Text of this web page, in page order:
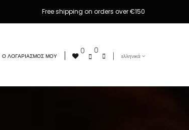
Free shipping on orders over €150
ελληνικά
0
0
Ο ΛΟΓΑΡΙΑΣΜΌΣ ΜΟΥ